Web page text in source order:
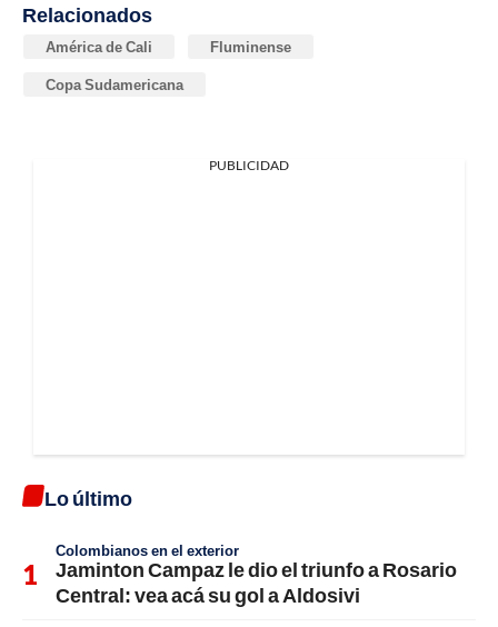
Relacionados
América de Cali Fluminense
Copa Sudamericana
PUBLICIDAD
Lo último
Colombianos en el exterior
Jaminton Campaz le dio el triunfo a Rosario
Central: vea acá su gol a Aldosivi